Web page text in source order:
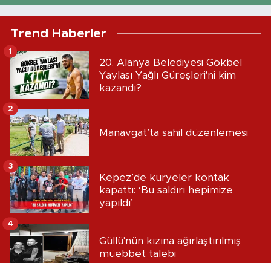
Trend Haberler
20. Alanya Belediyesi Gökbel
Yaylası Yağlı Güreşleri'ni kim
kazandı?
1
Manavgat’ta sahil düzenlemesi
2
Kepez’de kuryeler kontak
kapattı: ‘Bu saldırı hepimize
yapıldı’
3
Güllü'nün kızına ağırlaştırılmış
müebbet talebi
4